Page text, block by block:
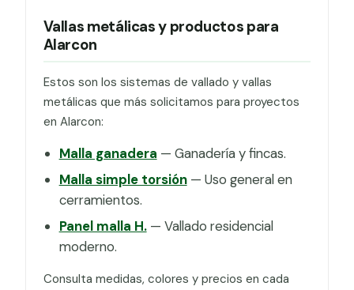
Vallas metálicas y productos para
Alarcon
Estos son los sistemas de vallado y vallas
metálicas que más solicitamos para proyectos
en Alarcon:
Malla ganadera — Ganadería y fincas.
Malla simple torsión— Uso general en
cerramientos.
Panel malla H.— Vallado residencial
moderno.
Consulta medidas, colores y precios en cada